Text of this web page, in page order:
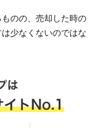
のの、売却した時の
少なくないのではな